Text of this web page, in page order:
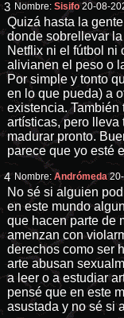
3 Nombre:Sisifo 20-08-
Quizá hasta la
donde sobrellevar
Netflix ni el fútbol ni
alivianen el peso o
Por simple y tonto
en lo que pueda) a
existencia.
artísticas, pero lleva
madurar pronto.
parece que yo esté
4 Nombre:Andrómeda
No sé si alguien
en este mundo
que hacen parte de
amenzan con
derechos como ser
arte abusan
a leer o a estudiar
pensé que en este
asustada y no sé si